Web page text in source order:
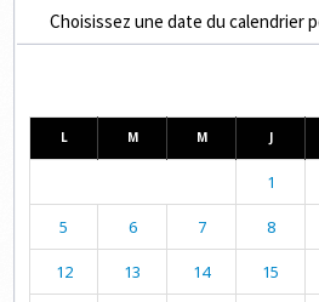
Choisissez une date du calendrier
L M M J
1
5 6 7 8
12 13 14 15